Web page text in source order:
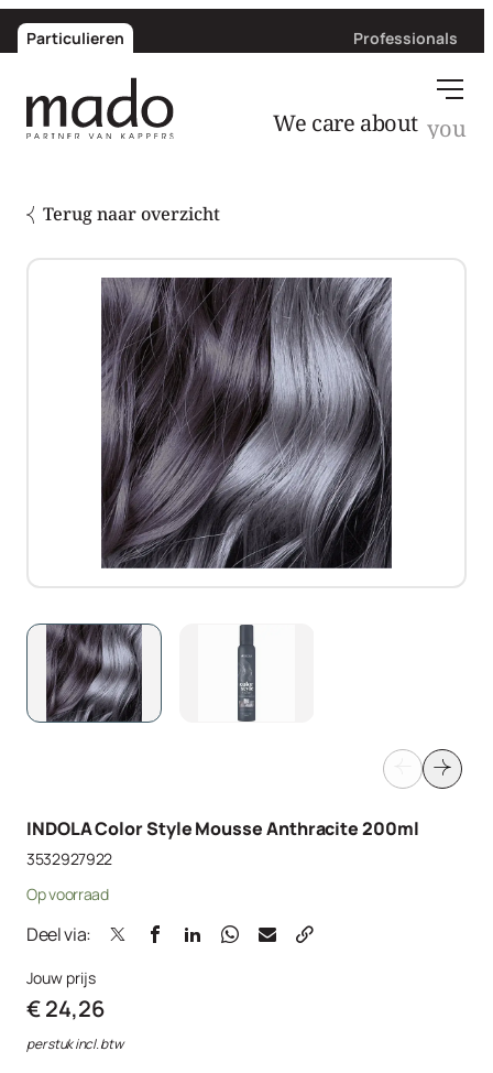
Particulieren Professionals
We care about
Terug naar overzicht
INDOLA Color Style Mousse Anthracite 200ml
3532927922
Op voorraad
Deel via:
Jouw prijs
€ 24,26
per stuk incl. btw